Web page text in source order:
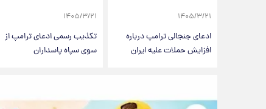
۱۴۰۵/۳/۲۱
ادعای جنجالی ترامپ درباره
افزایش حملات علیه ایران
۱۴۰۵/۳/۲۱
تکذیب رسمی ادعای ترامپ از
سوی سپاه پاسداران